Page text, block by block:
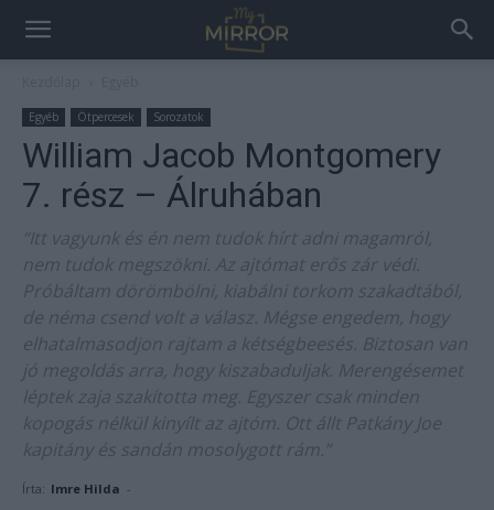
Egyéb Ötpercesek Sorozatok
William Jacob Montgomery
7. rész – Álruhában
“Itt vagyunk és én nem tudok hírt adni magamról,
nem tudok megszökni. Az ajtómat erős zár védi.
Próbáltam dörömbölni, kiabálni torkom szakadtából,
de néma csend volt a válasz. Mégse engedem, hogy
elhatalmasodjon rajtam a kétségbeesés. Biztosan van
jó megoldás arra, hogy kiszabaduljak. Merengésemet
léptek zaja szakította meg. Egyszer csak minden
kopogás nélkül kinyílt az ajtóm. Ott állt Patkány Joe
kapitány és sandán mosolygott rám.”
Írta: Imre Hilda -